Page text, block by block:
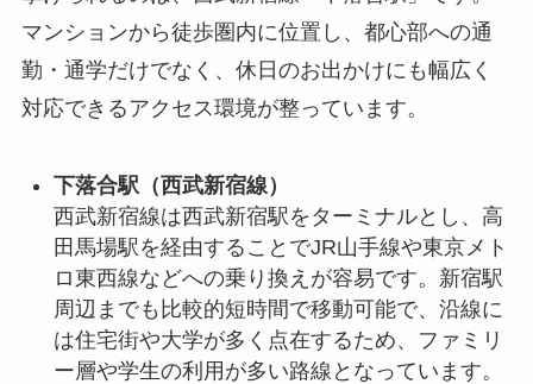
マンションから徒歩圏内に位置し、都心部への通
勤・通学だけでなく、休日のお出かけにも幅広く
対応できるアクセス環境が整っています。
下落合駅（西武新宿線）
西武新宿線は西武新宿駅をターミナルとし、高
田馬場駅を経由することでJR山手線や東京メト
ロ東西線などへの乗り換えが容易です。新宿駅
周辺までも比較的短時間で移動可能で、沿線に
は住宅街や大学が多く点在するため、ファミリ
ー層や学生の利用が多い路線となっています。